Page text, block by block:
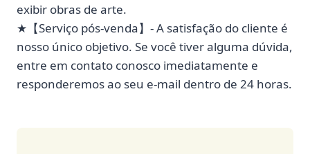
exibir obras de arte.
★【Serviço pós-venda】- A satisfação do cliente é
nosso único objetivo. Se você tiver alguma dúvida,
entre em contato conosco imediatamente e
responderemos ao seu e-mail dentro de 24 horas.